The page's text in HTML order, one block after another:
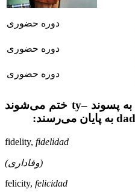
دوره حضوری
دوره حضوری
دوره حضوری
کلماتی که در زبان انگلیسی به پسوند –ty ختم می‌شوند
fidelity, fidelidad
(وفاداری)
felicity, felicidad